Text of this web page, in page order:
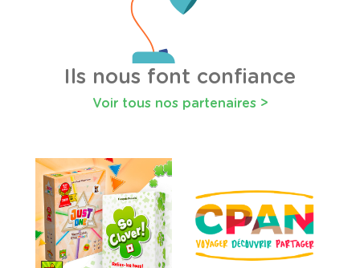
Ils nous font confiance
Voir tous nos partenaires >